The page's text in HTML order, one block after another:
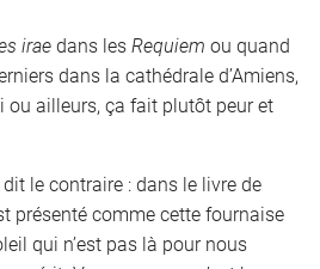
irae dans les Requiem ou quand
dans la cathédrale d’Amiens,
ou ailleurs, ça fait plutôt peur et
le contraire : dans le livre de
présenté comme cette fournaise
qui n’est pas là pour nous